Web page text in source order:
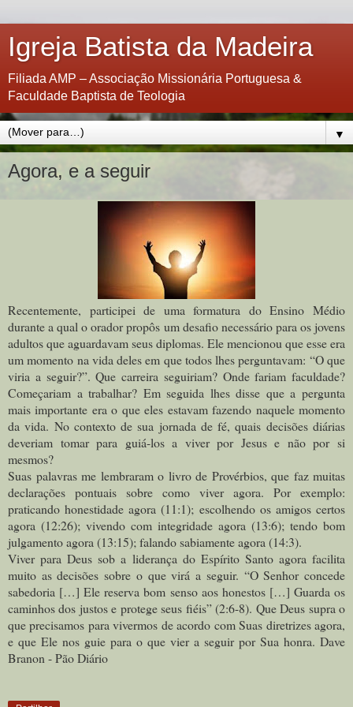
Igreja Batista da Madeira
Filiada AMP – Associação Missionária Portuguesa &
Faculdade Baptista de Teologia
▼
Agora, e a seguir
Recentemente, participei de uma formatura do Ensino Médio
durante a qual o orador propôs um desafio necessário para os jovens
adultos que aguardavam seus diplomas. Ele mencionou que esse era
um momento na vida deles em que todos lhes perguntavam: “O que
viria a seguir?”. Que carreira seguiriam? Onde fariam faculdade?
Começariam a trabalhar? Em seguida lhes disse que a pergunta
mais importante era o que eles estavam fazendo naquele momento
da vida. No contexto de sua jornada de fé, quais decisões diárias
deveriam tomar para guiá-los a viver por Jesus e não por si
mesmos?
Suas palavras me lembraram o livro de Provérbios, que faz muitas
declarações pontuais sobre como viver agora. Por exemplo:
praticando honestidade agora (11:1); escolhendo os amigos certos
agora (12:26); vivendo com integridade agora (13:6); tendo bom
julgamento agora (13:15); falando sabiamente agora (14:3).
Viver para Deus sob a liderança do Espírito Santo agora facilita
muito as decisões sobre o que virá a seguir. “O Senhor concede
sabedoria […] Ele reserva bom senso aos honestos […] Guarda os
caminhos dos justos e protege seus fiéis” (2:6-8). Que Deus supra o
que precisamos para vivermos de acordo com Suas diretrizes agora,
e que Ele nos guie para o que vier a seguir por Sua honra. Dave
Branon - Pão Diário